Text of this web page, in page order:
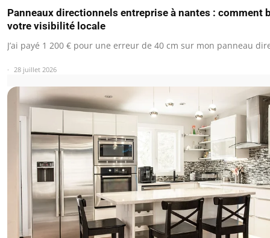
Panneaux directionnels entreprise à nantes : comment
votre visibilité locale
J’ai payé 1 200 € pour une erreur de 40 cm sur mon panneau
28 juillet 2026